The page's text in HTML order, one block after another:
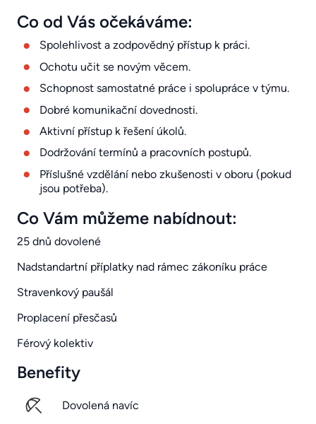
Co od Vás očekáváme:
Spolehlivost a zodpovědný přístup k práci.
Ochotu učit se novým věcem.
Schopnost samostatné práce i spolupráce v týmu.
Dobré komunikační dovednosti.
Aktivní přístup k řešení úkolů.
Dodržování termínů a pracovních postupů.
Příslušné vzdělání nebo zkušenosti v oboru (pokud
jsou potřeba).
Co Vám můžeme nabídnout:
25 dnů dovolené
Nadstandartní příplatky nad rámec zákoníku práce
Stravenkový paušál
Proplacení přesčasů
Férový kolektiv
Benefity
Dovolená navíc